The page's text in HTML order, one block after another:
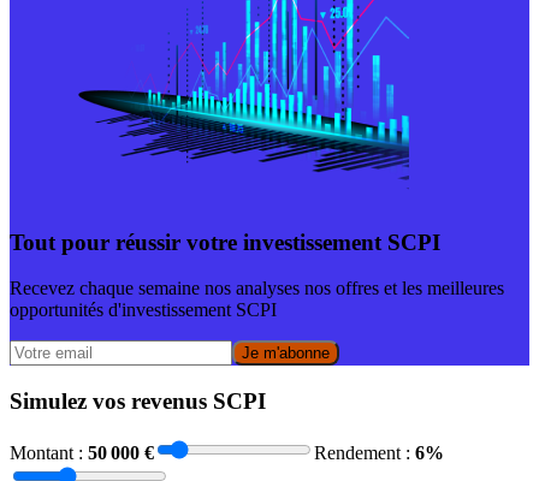
Tout pour réussir votre investissement SCPI
Recevez chaque semaine nos analyses nos offres et les meilleures
opportunités d'investissement SCPI
Je m'abonne
Simulez vos revenus SCPI
Montant : 50 000 € Rendement : 6%